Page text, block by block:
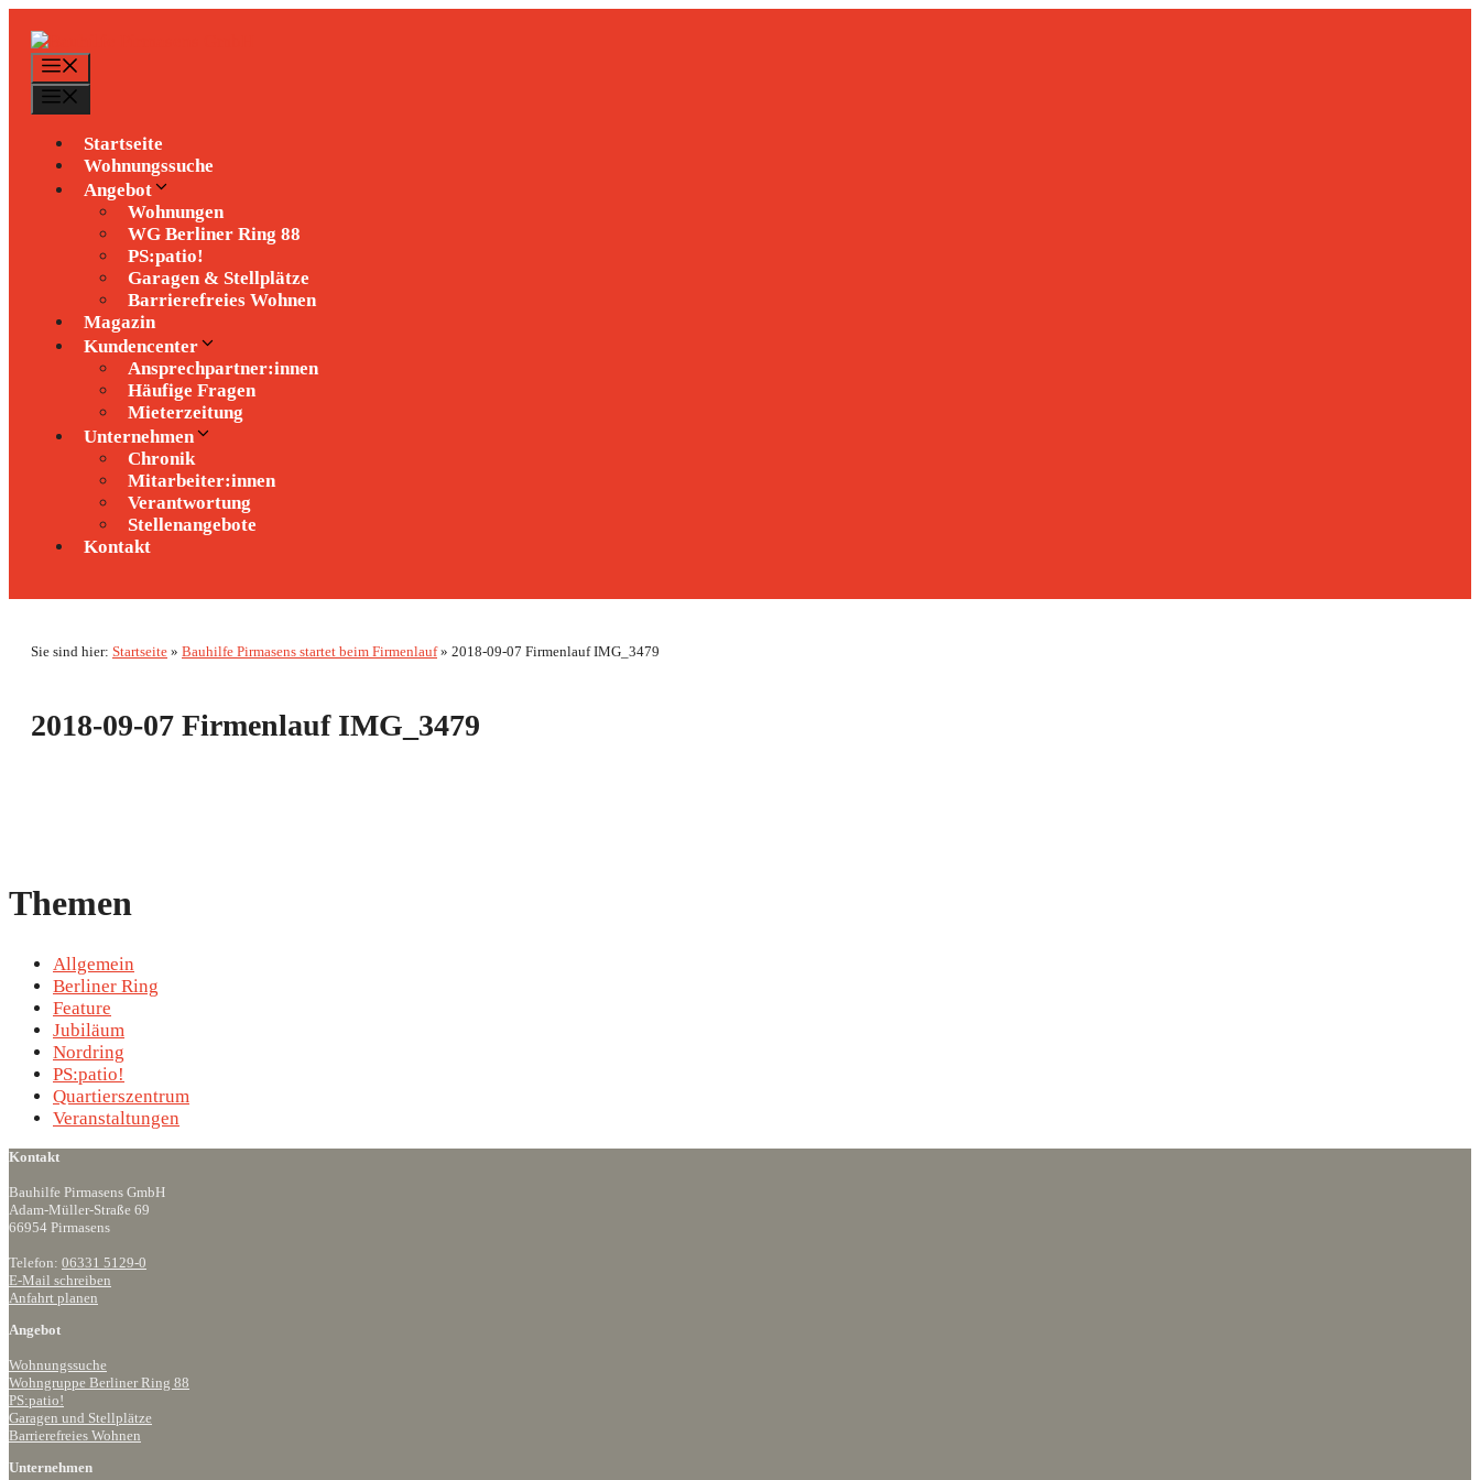
Inhalt
springen
Startseite
Wohnungssuche
Angebot
Wohnungen
WG Berliner Ring 88
PS:patio!
Garagen & Stellplätze
Barrierefreies Wohnen
Magazin
Kundencenter
Ansprechpartner:innen
Häufige Fragen
Mieterzeitung
Unternehmen
Chronik
Mitarbeiter:innen
Verantwortung
Stellenangebote
Kontakt
Sie sind hier: Startseite » Bauhilfe Pirmasens startet beim Firmenlauf» 2018-09-07 Firmenlauf IMG_3479
2018-09-07 Firmenlauf IMG_3479
Themen
Allgemein
Berliner Ring
Feature
Jubiläum
Nordring
PS:patio!
Quartierszentrum
Veranstaltungen
Kontakt
Bauhilfe Pirmasens GmbH
Adam-Müller-Straße 69
66954 Pirmasens
Telefon: 06331 5129-0
E-Mail schreiben
Anfahrt planen
Angebot
Wohnungssuche
Wohngruppe Berliner Ring 88
PS:patio!
Garagen und Stellplätze
Barrierefreies Wohnen
Unternehmen